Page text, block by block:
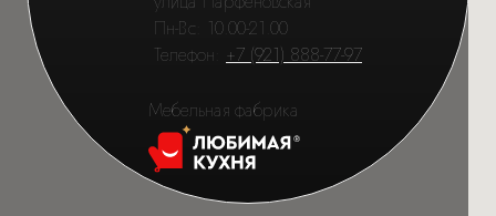
Пн-Вс: 10.00-21.00
Телефон: +7 (921) 888-77-97
Мебельная фабрика